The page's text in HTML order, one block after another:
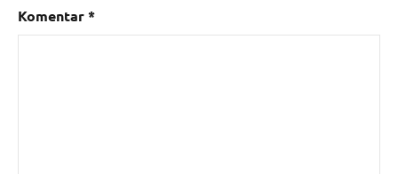
Komentar*